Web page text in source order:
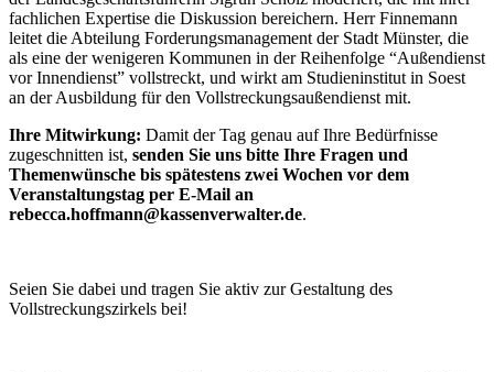
fachlichen Expertise die Diskussion bereichern. Herr Finnemann
leitet die Abteilung Forderungsmanagement der Stadt Münster, die
als eine der wenigeren Kommunen in der Reihenfolge “Außendienst
vor Innendienst” vollstreckt, und wirkt am Studieninstitut in Soest
an der Ausbildung für den Vollstreckungsaußendienst mit.
Ihre Mitwirkung: Damit der Tag genau auf Ihre Bedürfnisse
zugeschnitten ist, senden Sie uns bitte Ihre Fragen und
Themenwünsche bis spätestens zwei Wochen vor dem
Veranstaltungstag per E-Mail an
rebecca.hoffmann@kassenverwalter.de.
Seien Sie dabei und tragen Sie aktiv zur Gestaltung des
Vollstreckungszirkels bei!